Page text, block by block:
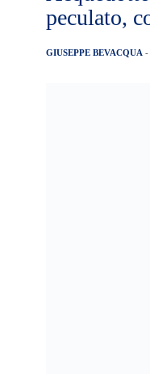
peculato,
GIUSEPPE BEVACQUA -